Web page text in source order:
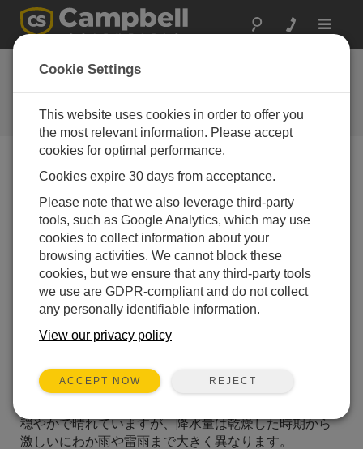
Toggle
モルドバ: 災害リスク
軽減
水文気象災害の管理
穏やかで晴れていますが、降水量は乾燥した時期から
激しいにわか雨や雷雨まで大きく異なります。
Cookie Settings
This website uses cookies in order to offer you
the most relevant information. Please accept
cookies for optimal performance.
Cookies expire 30 days from acceptance.
Please note that we also leverage third-party
tools, such as Google Analytics, which may use
cookies to collect information about your
browsing activities. We cannot block these
cookies, but we ensure that any third-party tools
we use are GDPR-compliant and do not collect
any personally identifiable information.
View our privacy policy
ACCEPT NOW REJECT